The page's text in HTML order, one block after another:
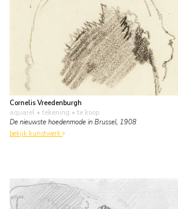
Cornelis Vreedenburgh
aquarel • tekening • te koop
De nieuwste hoedenmode in Brussel, 1908
bekijk kunstwerk